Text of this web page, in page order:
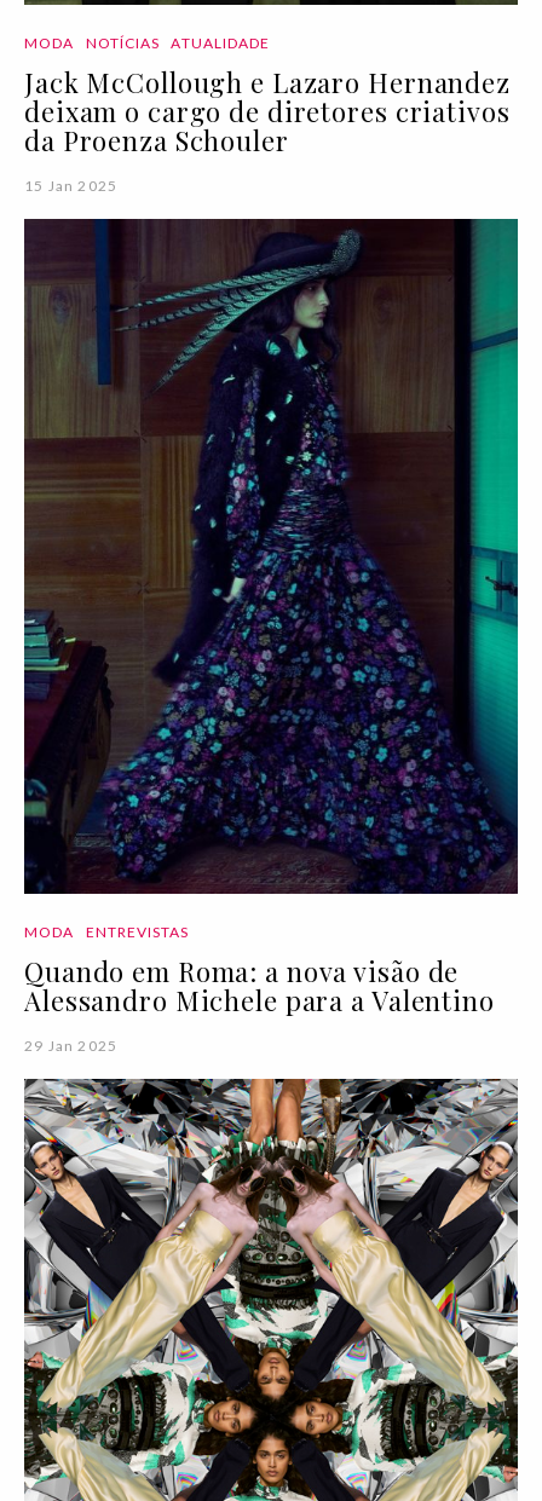
MODA NOTÍCIAS ATUALIDADE
Jack McCollough e Lazaro Hernandez
deixam o cargo de diretores criativos
da Proenza Schouler
15 Jan 2025
MODA ENTREVISTAS
Quando em Roma: a nova visão de
Alessandro Michele para a Valentino
29 Jan 2025